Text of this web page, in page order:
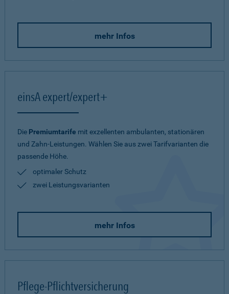
mehr Infos
einsA expert/expert+
Die Premiumtarife mit exzellenten ambulanten, stationären
und Zahn-Leistungen. Wählen Sie aus zwei Tarifvarianten die
passende Höhe.
optimaler Schutz
zwei Leistungsvarianten
mehr Infos
Pflege-Pflichtversicherung